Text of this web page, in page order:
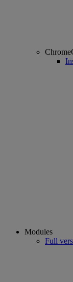
Modules
Full